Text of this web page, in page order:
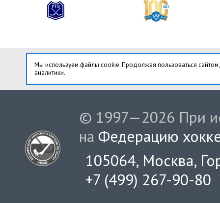
Мы используем файлы cookie. Продолжая пользоваться
аналитики.
© 1997—2026 При
на Федерацию
105064, Москва,
+7 (499) 267-90-80